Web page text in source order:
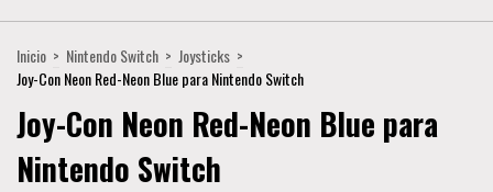
Inicio > Nintendo Switch > Joysticks >
Joy-Con Neon Red-Neon Blue para Nintendo Switch
Joy-Con Neon Red-Neon Blue para
Nintendo Switch